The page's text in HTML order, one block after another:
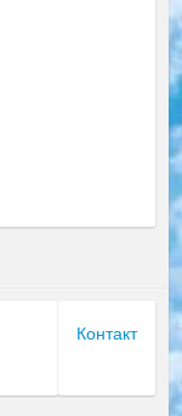
Контакт